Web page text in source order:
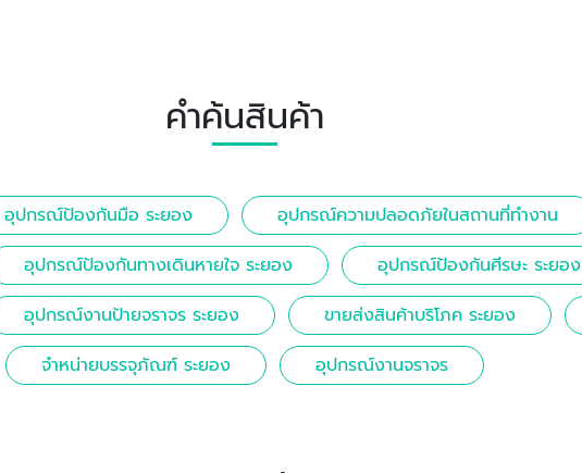
คำค้นสินค้า
อุปกรณ์ป้องกันมือ ระยอง อุปกรณ์ความปลอดภัยในสถานที่ทำงาน
อุปกรณ์ป้องกันทางเดินหายใจ ระยอง อุปกรณ์ป้องกันศีรษะ ระยอง
อุปกรณ์งานป้ายจราจร ระยอง ขายส่งสินค้าบริโภค ระยอง
จำหน่ายบรรจุภัณฑ์ ระยอง
อุปกรณ์งานจราจร